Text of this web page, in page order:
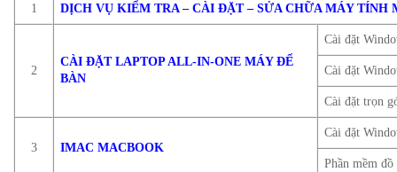
1 DỊCH VỤ KIỂM TRA – CÀI ĐẶT – SỬA CHỮA MÁY TÍNH
2
CÀI ĐẶT LAPTOP ALL-IN-ONE MÁY ĐỂ
BÀN
Cài đặt
Cài đặt
Cài đặt trọn
3 IMAC MACBOOK
Cài đặt
Phần mềm